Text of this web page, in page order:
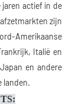
actief in de
zijn
Amerikaanse
Italië en
en andere
landen.